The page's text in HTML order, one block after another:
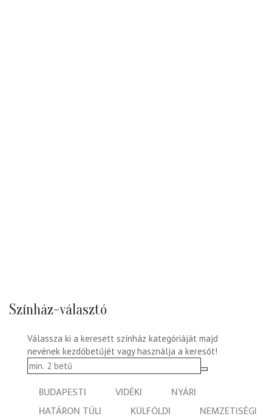
Színház-választó
Válassza ki a keresett színház kategóriáját majd
nevének kezdőbetűjét vagy használja a keresőt!
BUDAPESTI VIDÉKI
NYÁRI
HATÁRON TÚLI
KÜLFÖLDI
NEMZETISÉGI